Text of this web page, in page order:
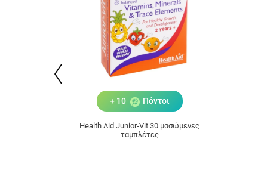
+ 10 Πόντοι
Health Aid Junior-Vit 30 μασώμενες
ταμπλέτες